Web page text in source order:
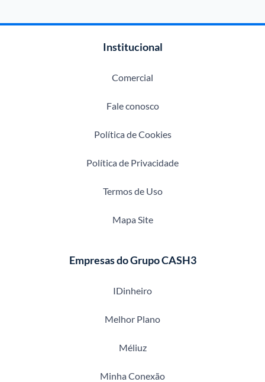
Institucional
Comercial
Fale conosco
Política de Cookies
Política de Privacidade
Termos de Uso
Mapa Site
Empresas do Grupo CASH3
IDinheiro
Melhor Plano
Méliuz
Minha Conexão